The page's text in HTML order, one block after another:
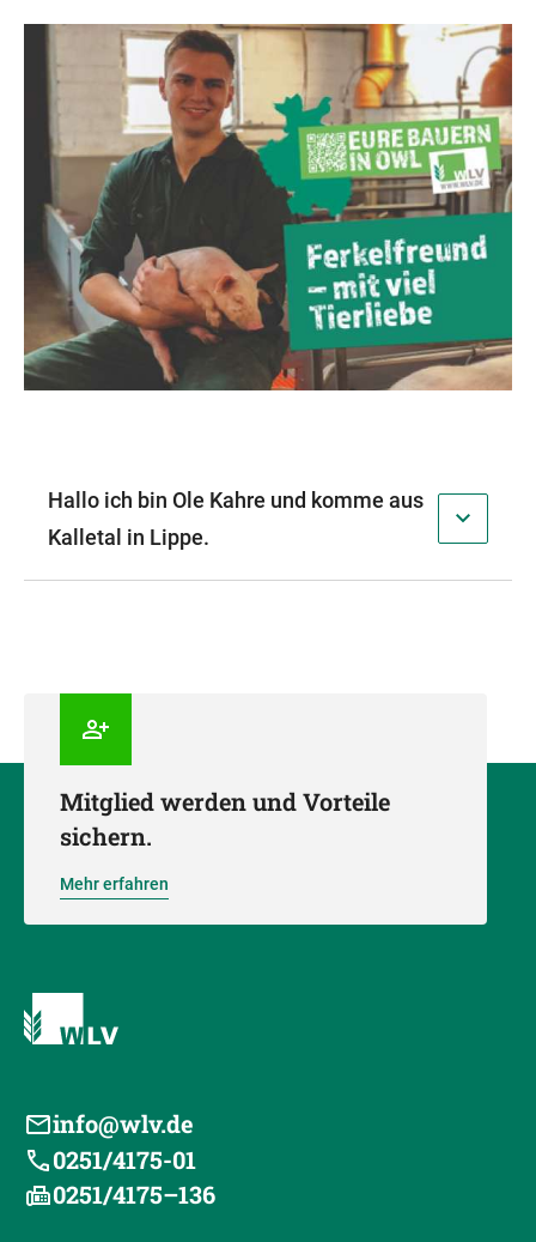
Hallo ich bin Ole Kahre und komme aus
Kalletal in Lippe.
Mitglied werden und Vorteile
sichern.
Mehr erfahren
info@wlv.de
0251/4175-01
0251/4175–136